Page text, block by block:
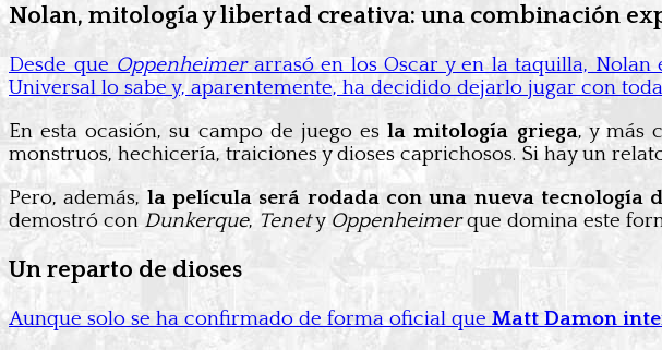
Nolan, mitología y libertad creativa: una combinación
Desde que Oppenheimerarrasó en los Oscar y en la taquilla,
Universal lo sabe y, aparentemente, ha decidido dejarlo jugar con
En esta ocasión, su campo de juego esla mitología griega, y más
monstruos, hechicería, traiciones y dioses caprichosos. Si hay un
Pero, además, la película será rodada con una nueva tecnología
demostró conDunkerque, Tenety Oppenheimerque domina este
Un reparto de dioses
Aunque solo se ha confirmado de forma oficial que Matt Damon